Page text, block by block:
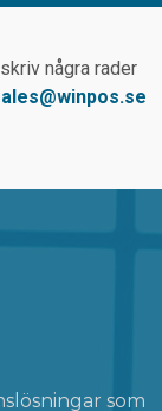
skriv några rader
som